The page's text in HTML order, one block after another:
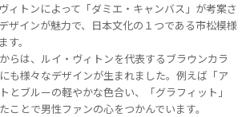
ィトンによって「ダミエ・キャンバス」が考案さ
ザインが魅力で、日本文化の１つである市松模様
。
らは、ルイ・ヴィトンを代表するブラウンカラ
も様々なデザインが生まれました。例えば「ア
とブルーの軽やかな色合い、「グラフィット」
ことで男性ファンの心をつかんでいます。